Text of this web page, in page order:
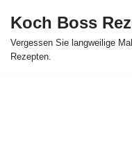
Skip
to
Koch Boss
Vergessen Sie langweilige
Rezepten.